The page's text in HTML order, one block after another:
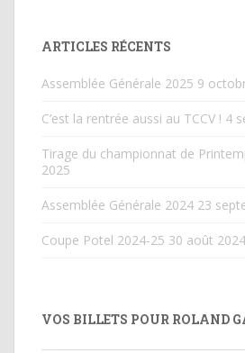
ARTICLES RÉCENTS
Assemblée Générale 2025 9
C’est la rentrée aussi au TCCV ! 4
Tirage du championnat de
2025
Assemblée Générale 2024 23
Coupe Potel 2024-25 30 août 2024
VOS BILLETS POUR ROLAND